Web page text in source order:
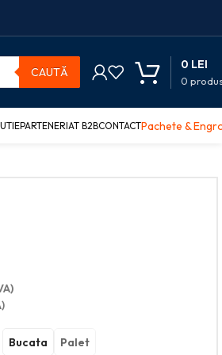
CAUTĂ
0
0 LEI
PARTENERIAT B2BCONTACTPachete &
Bucata Palet